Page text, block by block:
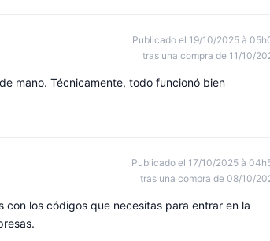
Publicado el 19/10/2025 à
tras una compra de 11/10/
mano. Técnicamente, todo funcionó bien
Publicado el 17/10/2025 à
tras una compra de 08/10/
los códigos que necesitas para entrar en la